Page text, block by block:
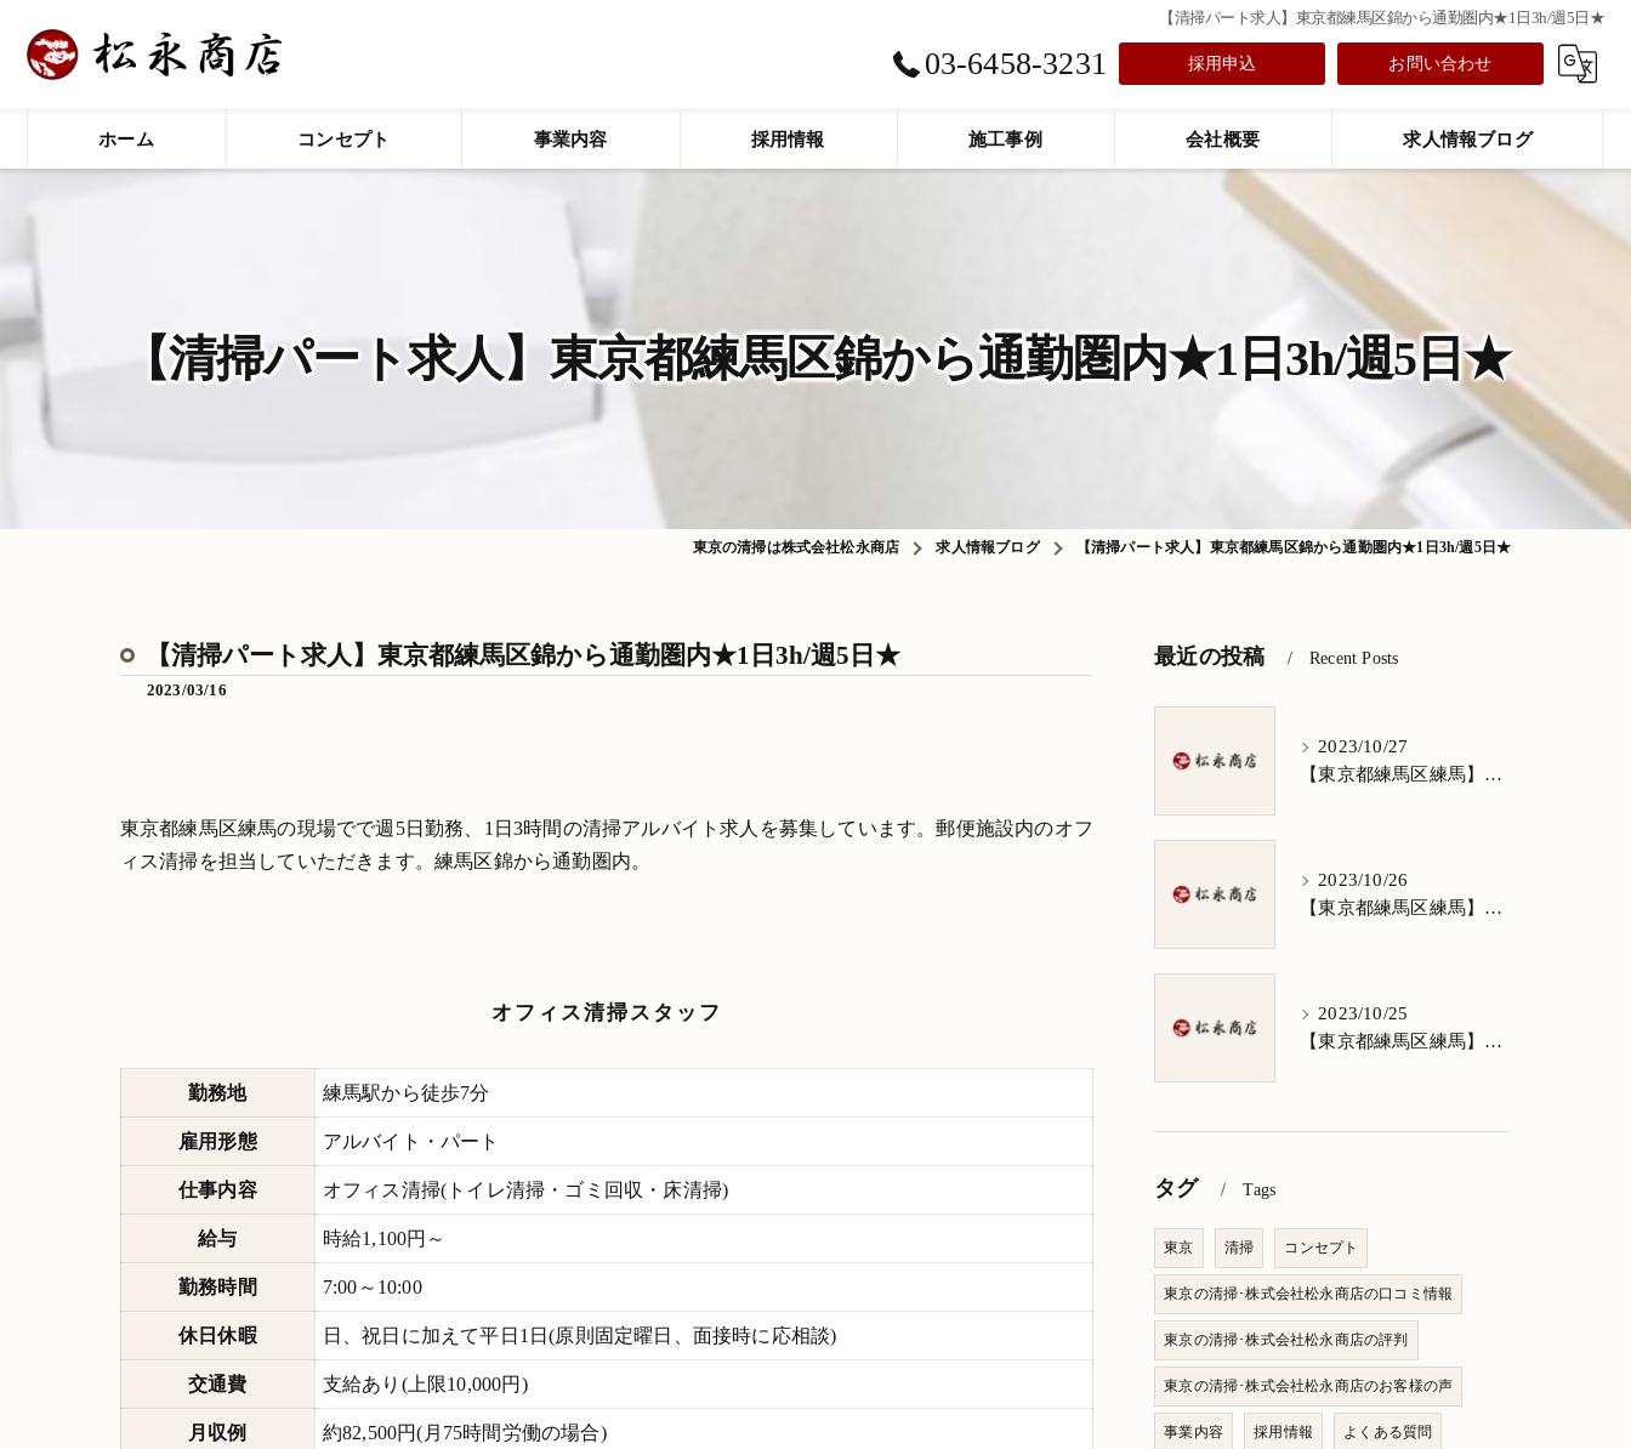
【清掃パート求人】東京都練馬区錦から通勤圏内★1日3h/週5日★
03-6458-3231 採用申込 お問い合わせ
ホーム コンセプト 事業内容 採用情報 施工事例 会社概要 求人情報ブログ
【清掃パート求人】東京都練馬区錦から通勤圏内★1日3h/週5日★
東京の清掃は株式会社松永商店 求人情報ブログ 【清掃パート求人】東京都練馬区錦から通勤圏内★1日3h/週5日★
【清掃パート求人】東京都練馬区錦から通勤圏内★1日3h/週5日★
2023/03/16
東京都練馬区練馬の現場でで週5日勤務、1日3時間の清掃アルバイト求人を募集しています。郵便施設内のオフ
ィス清掃を担当していただきます。練馬区錦から通勤圏内。
オフィス清掃スタッフ
勤務地 練馬駅から徒歩7分
雇用形態 アルバイト・パート
仕事内容 オフィス清掃(トイレ清掃・ゴミ回収・床清掃)
給与 時給1,100円～
勤務時間 7:00～10:00
休日休暇 日、祝日に加えて平日1日(原則固定曜日、面接時に応相談)
交通費 支給あり(上限10,000円)
月収例 約82,500円(月75時間労働の場合)
最近の投稿 Recent Posts
2023/10/27
【東京都練馬区練馬】清掃求人★1日3h/週5日/祝日お休み★谷原在住の方歓迎
2023/10/26
【東京都練馬区練馬】清掃求人★1日3h/週5日/祝日お休み★南田中在住の方歓迎
2023/10/25
【東京都練馬区練馬】清掃求人★1日3h/週5日/祝日お休み★南大泉在住の方歓迎
タグ Tags
東京 清掃 コンセプト
東京の清掃･株式会社松永商店の口コミ情報
東京の清掃･株式会社松永商店の評判
東京の清掃･株式会社松永商店のお客様の声
事業内容 採用情報 よくある質問